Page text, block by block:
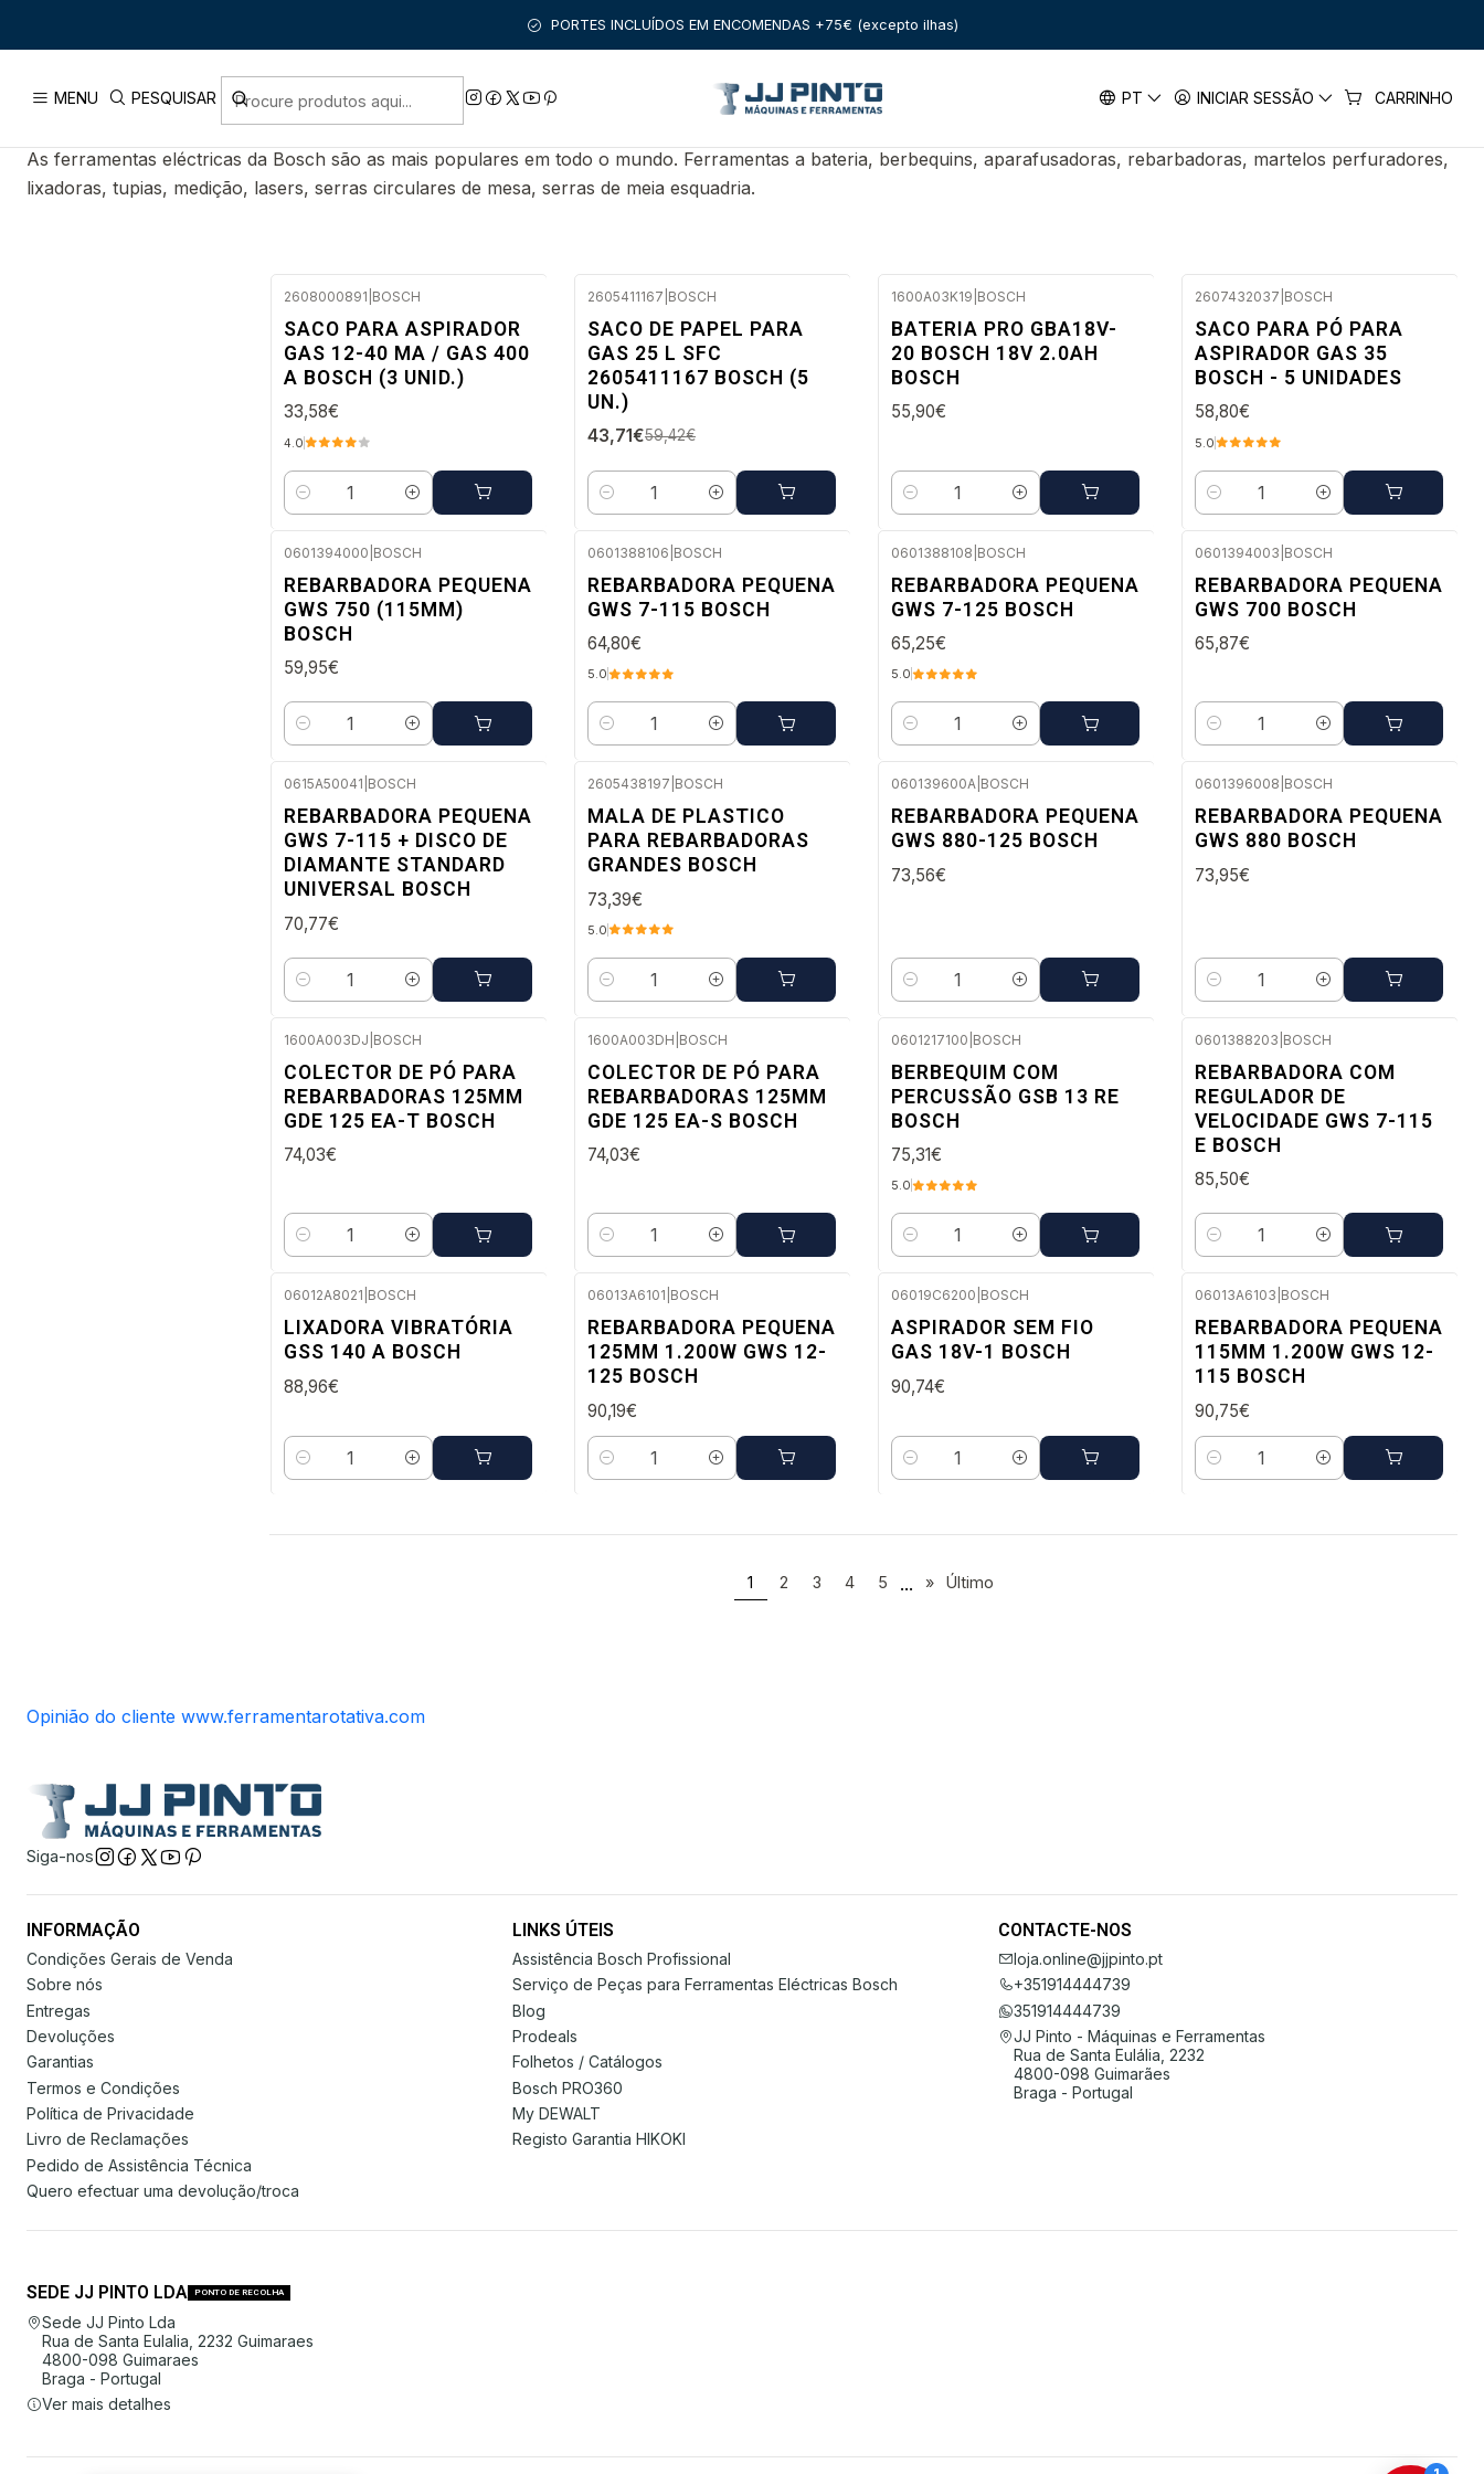
MENU PESQUISAR PT INICIAR SESSÃO CARRINHO
PORTES INCLUÍDOS EM ENCOMENDAS +75€ (excepto ilhas)
PRODUTOS FERRAMENTAS COM FIO BOSCH PROFISSIONAL
BOSCH PROFISSIONAL
As ferramentas eléctricas da Bosch são as mais populares em todo o mundo. Ferramentas a bateria, berbequins, aparafusadoras, rebarbadoras, martelos perfuradores,
lixadoras, tupias, medição, lasers, serras circulares de mesa, serras de meia esquadria.
2608000891 BOSCH
SACO PARA ASPIRADOR
GAS 12-40 MA / GAS 400
A BOSCH (3 UNID.)
33,58€
4.0
Quantidade
-26%
DESC.
Envio em 48 a 96 horas úteis
2605411167 BOSCH
SACO DE PAPEL PARA
GAS 25 L SFC
2605411167 BOSCH (5
UN.)
43,71€59,42€
Quantidade
NOVO
1600A03K19 BOSCH
BATERIA PRO GBA18V-
20 BOSCH 18V 2.0AH
BOSCH
55,90€
Quantidade
2607432037 BOSCH
SACO PARA PÓ PARA
ASPIRADOR GAS 35
BOSCH - 5 UNIDADES
58,80€
5.0
Quantidade
0601394000 BOSCH
REBARBADORA PEQUENA
GWS 750 (115MM)
BOSCH
59,95€
Quantidade
0601388106 BOSCH
REBARBADORA PEQUENA
GWS 7-115 BOSCH
64,80€
5.0
Quantidade
0601388108 BOSCH
REBARBADORA PEQUENA
GWS 7-125 BOSCH
65,25€
5.0
Quantidade
0601394003 BOSCH
REBARBADORA PEQUENA
GWS 700 BOSCH
65,87€
Quantidade
0615A50041 BOSCH
REBARBADORA PEQUENA
GWS 7-115 + DISCO DE
DIAMANTE STANDARD
UNIVERSAL BOSCH
70,77€
Quantidade
2605438197 BOSCH
MALA DE PLASTICO
PARA REBARBADORAS
GRANDES BOSCH
73,39€
5.0
Quantidade
060139600A BOSCH
REBARBADORA PEQUENA
GWS 880-125 BOSCH
73,56€
Quantidade
0601396008 BOSCH
REBARBADORA PEQUENA
GWS 880 BOSCH
73,95€
Quantidade
1600A003DJ BOSCH
COLECTOR DE PÓ PARA
REBARBADORAS 125MM
GDE 125 EA-T BOSCH
74,03€
Quantidade
1600A003DH BOSCH
COLECTOR DE PÓ PARA
REBARBADORAS 125MM
GDE 125 EA-S BOSCH
74,03€
Quantidade
0601217100 BOSCH
BERBEQUIM COM
PERCUSSÃO GSB 13 RE
BOSCH
75,31€
5.0
Quantidade
0601388203 BOSCH
REBARBADORA COM
REGULADOR DE
VELOCIDADE GWS 7-115
E BOSCH
85,50€
Quantidade
06012A8021 BOSCH
LIXADORA VIBRATÓRIA
GSS 140 A BOSCH
88,96€
Quantidade
06013A6101 BOSCH
REBARBADORA PEQUENA
125MM 1.200W GWS 12-
125 BOSCH
90,19€
Quantidade
06019C6200 BOSCH
ASPIRADOR SEM FIO
GAS 18V-1 BOSCH
90,74€
Quantidade
06013A6103 BOSCH
REBARBADORA PEQUENA
115MM 1.200W GWS 12-
115 BOSCH
90,75€
Quantidade
1 2 3 4 5 ... » Último
Opinião do cliente www.ferramentarotativa.com
Siga-nos
INFORMAÇÃO
Condições Gerais de Venda
Sobre nós
Entregas
Devoluções
Garantias
Termos e Condições
Política de Privacidade
Livro de Reclamações
Pedido de Assistência Técnica
Quero efectuar uma devolução/troca
LINKS ÚTEIS
Assistência Bosch Profissional
Serviço de Peças para Ferramentas Eléctricas Bosch
Blog
Prodeals
Folhetos / Catálogos
Bosch PRO360
My DEWALT
Registo Garantia HIKOKI
CONTACTE-NOS
loja.online@jjpinto.pt
+351914444739
351914444739
JJ Pinto - Máquinas e Ferramentas
Rua de Santa Eulália, 2232
4800-098 Guimarães
Braga - Portugal
SEDE JJ PINTO LDA PONTO DE RECOLHA
Sede JJ Pinto Lda
Rua de Santa Eulalia, 2232 Guimaraes
4800-098 Guimaraes
Braga - Portugal
Ver mais detalhes